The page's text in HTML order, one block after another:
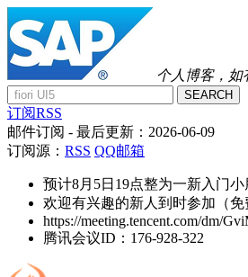
个人博客，如
SEARCH
订阅RSS
邮件订阅 - 最后更新： 2026-06-09
订阅源： RSS QQ邮箱
预计8月5日19点整为一新入门
欢迎有兴趣的新人到时参加（免
https://meeting.tencent.com/dm/
腾讯会议ID：176-928-322